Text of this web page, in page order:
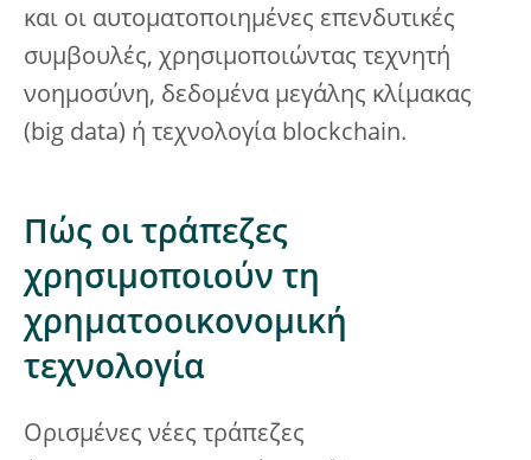
και οι αυτοματοποιημένες επενδυτικές
συμβουλές, χρησιμοποιώντας τεχνητή
νοημοσύνη, δεδομένα μεγάλης κλίμακας
(big data) ή τεχνολογία blockchain.
Πώς οι τράπεζες
χρησιμοποιούν τη
χρηματοοικονομική
τεχνολογία
Ορισμένες νέες τράπεζες